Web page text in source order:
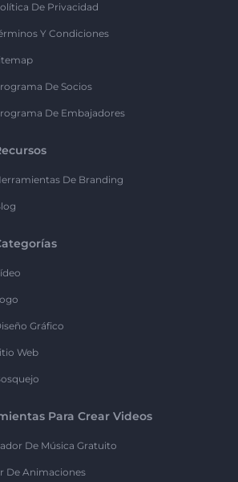
De Privacidad
Y Condiciones
De Socios
De Embajadores
De Branding
Gráfico
Web
Para Crear Videos
De Música Gratuito
De Animaciones